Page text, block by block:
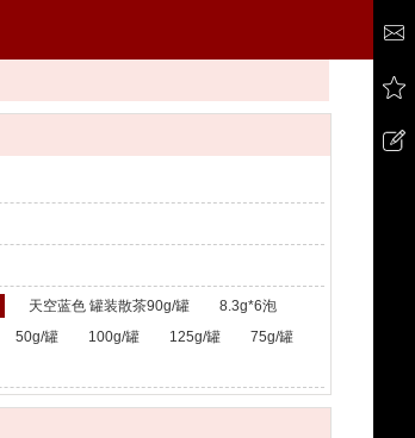
天空蓝色 罐装散茶90g/罐
8.3g*6泡
50g/罐 100g/罐 125g/罐
75g/罐